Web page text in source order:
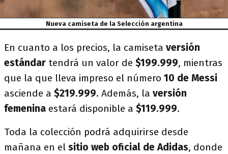
Nueva camiseta de la Selección argentina
En cuanto a los precios, la camiseta versión
estándar tendrá un valor de $199.999, mientras
que la que lleva impreso el número 10 de Messi
asciende a $219.999. Además, la versión
femenina estará disponible a $119.999.
Toda la colección podrá adquirirse desde
mañana en el sitio web oficial de Adidas, donde